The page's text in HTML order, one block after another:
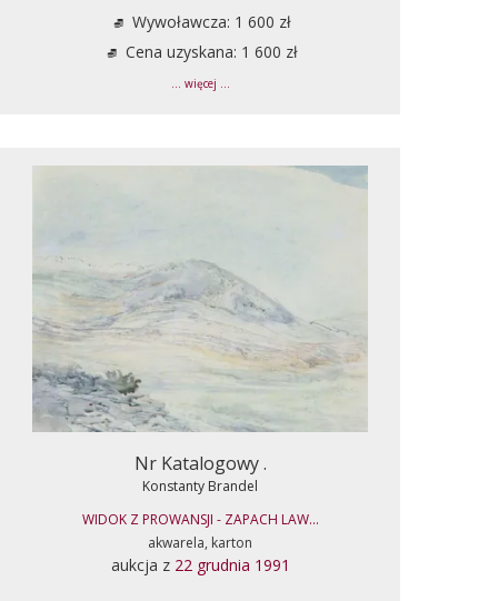
Wywoławcza: 1 600 zł
Cena uzyskana: 1 600 zł
... więcej ...
Nr Katalogowy .
Konstanty Brandel
WIDOK Z PROWANSJI - ZAPACH LAW...
akwarela, karton
aukcja z 22 grudnia 1991